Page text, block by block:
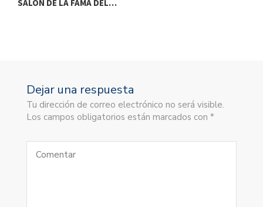
SALÓN DE LA FAMA DEL…
Dejar una respuesta
Tu dirección de correo electrónico no será visible.
Los campos obligatorios están marcados con *